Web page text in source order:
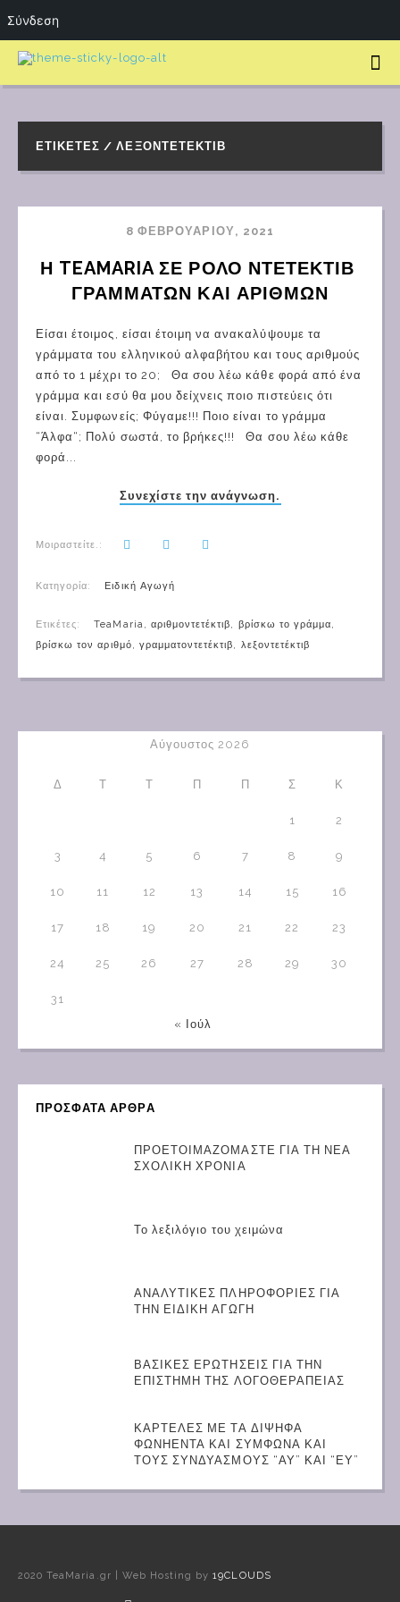
ΕΤΙΚΈΤΕΣ / ΛΕΞΟΝΤΕΤΈΚΤΙΒ
8 ΦΕΒΡΟΥΑΡΊΟΥ, 2021
Η TEAMARIA ΣΕ ΡΟΛΟ ΝΤΕΤΕΚΤΙΒ
ΓΡΑΜΜΑΤΩΝ ΚΑΙ ΑΡΙΘΜΩΝ
Είσαι έτοιμος, είσαι έτοιμη να ανακαλύψουμε τα
γράμματα του ελληνικού αλφαβήτου και τους αριθμούς
από το 1 μέχρι το 20; Θα σου λέω κάθε φορά από ένα
γράμμα και εσύ θα μου δείχνεις ποιο πιστεύεις ότι
είναι. Συμφωνείς; Φύγαμε!!! Ποιο είναι το γράμμα
“Άλφα“; Πολύ σωστά, το βρήκες!!! Θα σου λέω κάθε
φορά...
Συνεχίστε την ανάγνωση.
Μοιραστείτε.:
Κατηγορία: Ειδική Αγωγή
Ετικέτες: TeaMaria, αριθμοντετέκτιβ, βρίσκω το γράμμα,
βρίσκω τον αριθμό, γραμματοντετέκτιβ, λεξοντετέκτιβ
Αύγουστος 2026
Δ Τ Τ Π Π Σ Κ
1 2
3 4 5 6 7 8 9
10 11 12 13 14 15 16
17 18 19 20 21 22 23
24 25 26 27 28 29 30
31
« Ιούλ
ΠΡΟΣΦΑΤΑ ΑΡΘΡΑ
ΠΡΟΕΤΟΙΜΑΖΟΜΑΣΤΕ ΓΙΑ ΤΗ ΝΕΑ
ΣΧΟΛΙΚΗ ΧΡΟΝΙΑ
Το λεξιλόγιο του χειμώνα
ΑΝΑΛΥΤΙΚΕΣ ΠΛΗΡΟΦΟΡΙΕΣ ΓΙΑ
ΤΗΝ ΕΙΔΙΚΗ ΑΓΩΓΗ
ΒΑΣΙΚΕΣ ΕΡΩΤΗΣΕΙΣ ΓΙΑ ΤΗΝ
ΕΠΙΣΤΗΜΗ ΤΗΣ ΛΟΓΟΘΕΡΑΠΕΙΑΣ
ΚΑΡΤΕΛΕΣ ΜΕ ΤΑ ΔΙΨΗΦΑ
ΦΩΝΗΕΝΤΑ ΚΑΙ ΣΥΜΦΩΝΑ ΚΑΙ
ΤΟΥΣ ΣΥΝΔΥΑΣΜΟΥΣ “ΑΥ” ΚΑΙ “ΕΥ”
2020 TeaMaria.gr | Web Hosting by19CLOUDS
Σύνδεση